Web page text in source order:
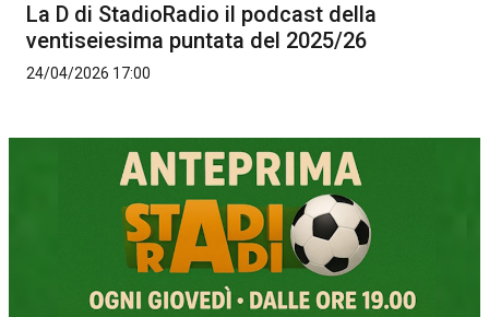
La D di StadioRadio il podcast della
ventiseiesima puntata del 2025/26
24/04/2026 17:00